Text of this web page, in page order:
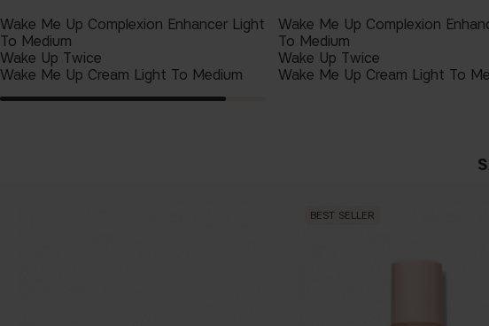
Wake Me Up Complexion Enhancer Light
To Medium
Wake Up Twice
Wake Me Up Cream Light To Medium
Wake Me Up Complexion
To Medium
Wake Up Twice
Wake Me Up Cream Light To
BEST SELLER